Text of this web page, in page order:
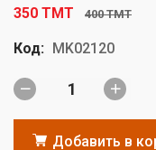
350 TMT 400 TMT
Код: MK02120
Добавить в